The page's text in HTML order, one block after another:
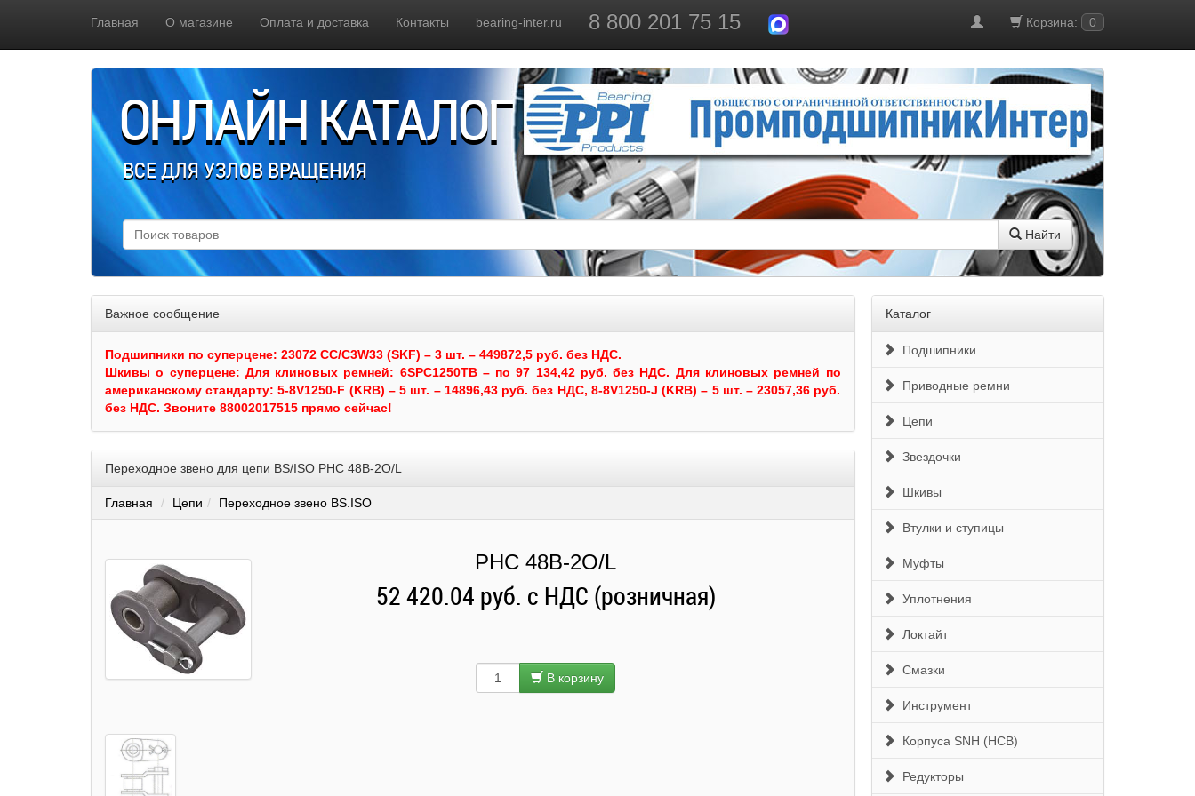
Главная О магазине Оплата и доставка Контакты bearing-inter.ru 8 800 201 75 15 Корзина: 0
ОНЛАЙН КАТАЛОГ
ВСЕ ДЛЯ УЗЛОВ ВРАЩЕНИЯ
Найти
Важное сообщение
Подшипники по суперцене: 23072 CC/C3W33 (SKF) – 3 шт. – 449872,5 руб. без НДС.
Шкивыо суперцене: Для клиновых ремней: 6SPC1250TB – по 97 134,42 руб. без НДС. Для клиновых ремней по
американскому стандарту: 5-8V1250-F (KRB) – 5 шт. – 14896,43 руб. без НДС, 8-8V1250-J (KRB) – 5 шт. – 23057,36 руб.
без НДС. Звоните 88002017515 прямо сейчас!
Переходное звено для цепи BS/ISO PHC 48B-2O/L
Главная Цепи Переходное звено BS.ISO
PHC 48B-2O/L
52 420.04 руб. с НДС (розничная)
В корзину
Каталог
Подшипники
Приводные ремни
Цепи
Звездочки
Шкивы
Втулки и ступицы
Муфты
Уплотнения
Локтайт
Смазки
Инструмент
Корпуса SNH (HCB)
Редукторы